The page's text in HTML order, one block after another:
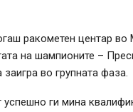
ракометен центар
на шампионите –
во групната фаза.
ги мина